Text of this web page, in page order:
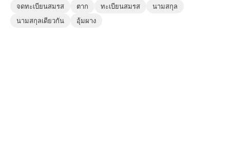
จดทะเบียนสมรส ตาก ทะเบียนสมรส
นามสกุล
นามสกุลเดียวกัน
อุ้มผาง